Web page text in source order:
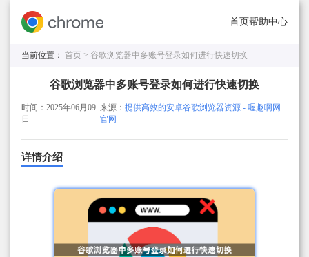
首页帮助中心
当前位置： 首页 > 谷歌浏览器中多账号登录如何进行快速切换
谷歌浏览器中多账号登录如何进行快速切换
时间：2025年06月09
日
来源：提供高效的安卓谷歌浏览器资源 - 喔趣啊网
官网
详情介绍